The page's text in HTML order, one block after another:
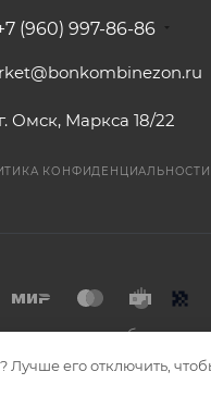
(960) 997-86-86
г. Омск, Маркса 18/22
КОНФИДЕНЦИАЛЬНОСТИ
зимние комбинезоны
Лучше его отключить,